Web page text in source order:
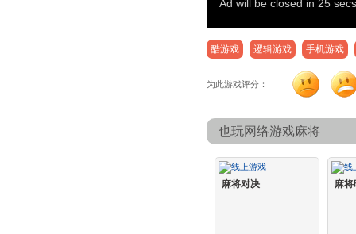
酷游戏 逻辑游戏 手机游戏
为此游戏评分：
也玩网络游戏麻将
麻将对决 麻